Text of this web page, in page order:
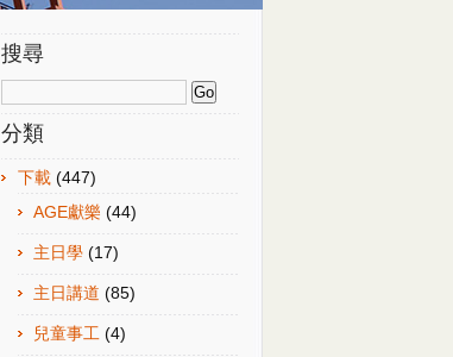
搜尋
分類
下載(447)
AGE獻樂 (44)
主日學 (17)
主日講道 (85)
兒童事工 (4)